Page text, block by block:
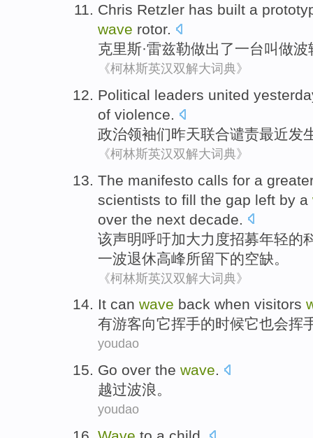
Chris Retzler has built a
wave rotor.
克里斯·雷兹勒做出了一台叫做波
《柯林斯英汉双解大词典》
Political leaders united
of violence.
政治领袖们昨天联合谴责最近发
《柯林斯英汉双解大词典》
The manifesto calls for a
scientists to fill the gap left by a
over the next decade
该声明呼吁加大力度招募年轻的
一波退休高峰所留下的空缺 。
《柯林斯英汉双解大词典》
It can wave back when visitors
有游客向它挥手的时候它也会挥
youdao
Go over the wave.
越过波浪。
youdao